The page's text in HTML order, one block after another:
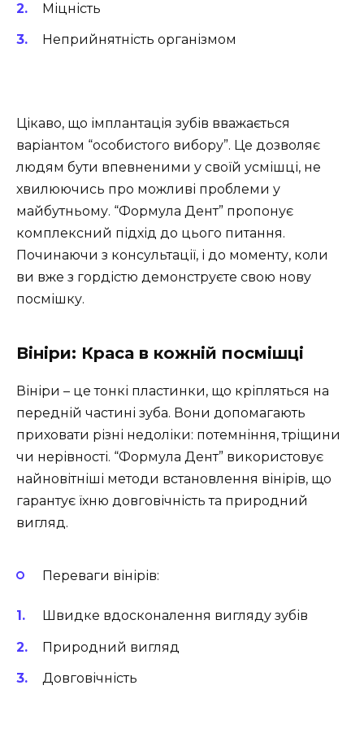
Міцність
Неприйнятність організмом
Цікаво, що імплантація зубів вважається
варіантом “особистого вибору”. Це дозволяє
людям бути впевненими у своїй усмішці, не
хвилюючись про можливі проблеми у
майбутньому. “Формула Дент” пропонує
комплексний підхід до цього питання.
Починаючи з консультації, і до моменту, коли
ви вже з гордістю демонструєте свою нову
посмішку.
Вініри: Краса в кожній посмішці
Вініри – це тонкі пластинки, що кріпляться на
передній частині зуба. Вони допомагають
приховати різні недоліки: потемніння, тріщини
чи нерівності. “Формула Дент” використовує
найновітніші методи встановлення вінірів, що
гарантує їхню довговічність та природний
вигляд.
Переваги вінірів:
Швидке вдосконалення вигляду зубів
Природний вигляд
Довговічність